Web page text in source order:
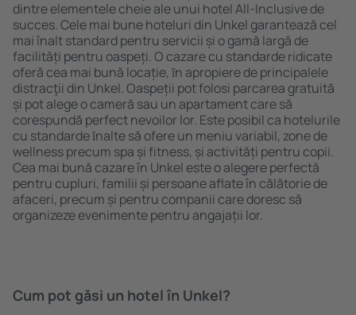
dintre elementele cheie ale unui hotel All-Inclusive de
succes. Cele mai bune hoteluri din Unkel garantează cel
mai înalt standard pentru servicii și o gamă largă de
facilități pentru oaspeți. O cazare cu standarde ridicate
oferă cea mai bună locație, ȋn apropiere de principalele
distracţii din Unkel. Oaspeții pot folosi parcarea gratuită
și pot alege o cameră sau un apartament care să
corespundă perfect nevoilor lor. Este posibil ca hotelurile
cu standarde ȋnalte să ofere un meniu variabil, zone de
wellness precum spa și fitness, și activități pentru copii.
Cea mai bună cazare în Unkel este o alegere perfectă
pentru cupluri, familii și persoane aflate în călătorie de
afaceri, precum și pentru companii care doresc să
organizeze evenimente pentru angajații lor.
Cum pot găsi un hotel în Unkel?